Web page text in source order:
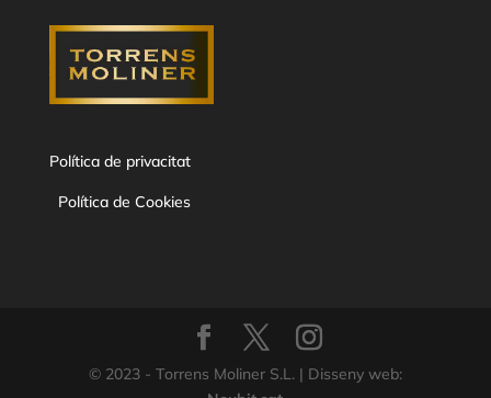
Política de privacitat
Política de Cookies
© 2023 - Torrens Moliner S.L. | Disseny web: